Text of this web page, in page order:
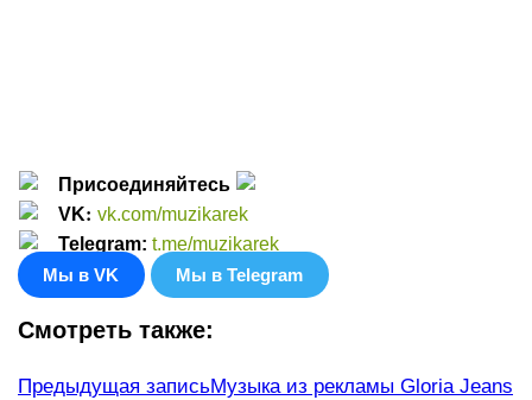
Присоединяйтесь
VK: vk.com/muzikarek
Telegram: t.me/muzikarek
Мы в VK Мы в Telegram
Смотреть также:
Еще
Предыдущая записьМузыка из рекламы Gloria Jeans